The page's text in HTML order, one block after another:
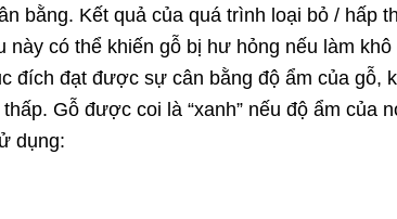
bằng. Kết quả của quá trình loại bỏ / hấp
có thể khiến gỗ bị hư hỏng nếu làm khô
đích đạt được sự cân bằng độ ẩm của gỗ,
Gỗ được coi là “xanh” nếu độ ẩm của
dụng: